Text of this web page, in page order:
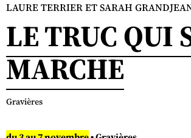
LAURE TERRIER ET SARAH
LE TRUC QUI
MARCHE
Gravières